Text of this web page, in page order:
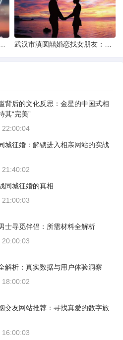
背后的文化反思：金星的中国式相
其“完美”
22:00:04
城征婚：解锁进入相亲网站的实战
21:40:02
同城征婚的真相
21:00:03
士寻觅伴侣：所需材料全解析
20:00:03
解析：真实数据与用户体验洞察
18:00:02
交友网站推荐：寻找真爱的数字旅
16:00:03